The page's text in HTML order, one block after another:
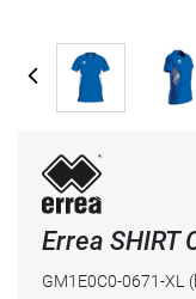
Errea SHIRT
GM1E0C0-0671-XL